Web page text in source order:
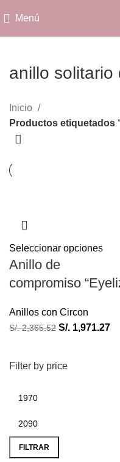
Menú
anillo solitario
Categorías
Filter by price
FILTRAR
Inicio
Productos etiquetados
Seleccionar opciones
Anillo de
compromiso
Anillos con Circon
S/.2,365.52 S/. 1,971.27